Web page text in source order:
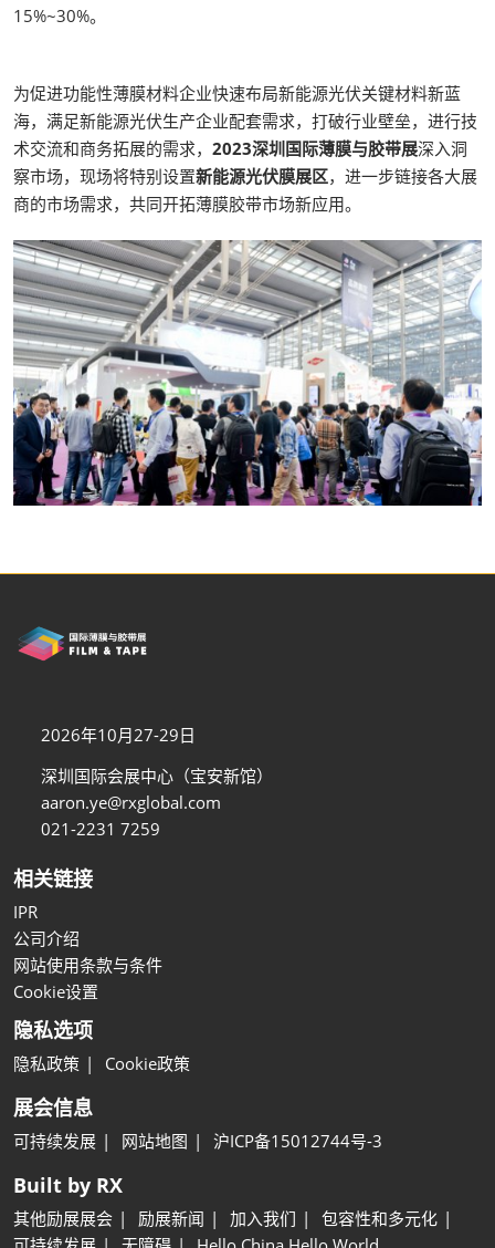
15%~30%。
为促进功能性薄膜材料企业快速布局新能源光伏关键材料新蓝
海，满足新能源光伏生产企业配套需求，打破行业壁垒，进行技
术交流和商务拓展的需求， 2023深圳国际薄膜与胶带展深入洞
察市场，现场将特别设置新能源光伏膜展区，进一步链接各大展
商的市场需求，共同开拓薄膜胶带市场新应用。
2026年10月27-29日
深圳国际会展中心（宝安新馆）
aaron.ye@rxglobal.com
021-2231 7259
相关链接
IPR
公司介绍
网站使用条款与条件
Cookie设置
隐私选项
隐私政策 Cookie政策
展会信息
可持续发展 网站地图 沪ICP备15012744号-3
Built by RX
其他励展展会 励展新闻 加入我们
包容性和多元化